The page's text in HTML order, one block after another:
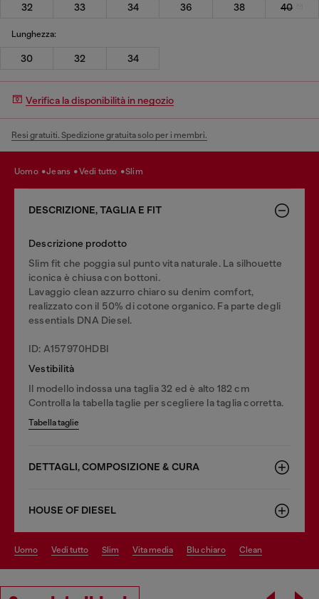
32
33 34 36 38 40
Lunghezza:
30 32 34
Verifica la disponibilità in negozio
Resi gratuiti. Spedizione gratuita solo per i membri.
uomo jeans vedi tutto slim
DESCRIZIONE, TAGLIA E FIT
Descrizione prodotto
Slim fit che poggia sul punto vita naturale. La silhouette
iconica è chiusa con bottoni.
Lavaggio clean azzurro chiaro su denim comfort,
realizzato con il 50% di cotone organico. Fa parte degli
essentials DNA Diesel.
ID: A157970HDBI
Vestibilità
Il modello indossa una taglia 32 ed è alto 182 cm
Controlla la tabella taglie per scegliere la taglia corretta.
Tabella taglie
DETTAGLI, COMPOSIZIONE & CURA
HOUSE OF DIESEL
uomo vedi tutto slim vita media blu chiaro clean